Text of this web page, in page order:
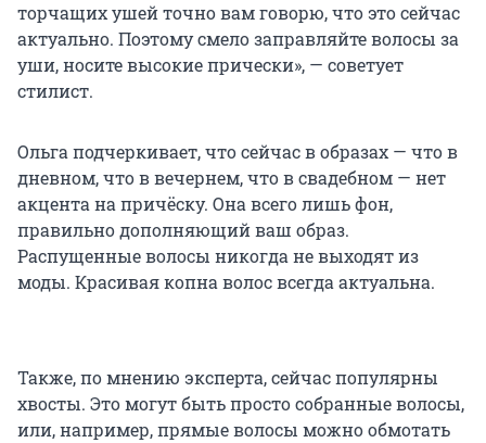
торчащих ушей точно вам говорю, что это сейчас
актуально. Поэтому смело заправляйте волосы за
уши, носите высокие прически», — советует
стилист.
Ольга подчеркивает, что сейчас в образах — что в
дневном, что в вечернем, что в свадебном — нет
акцента на причёску. Она всего лишь фон,
правильно дополняющий ваш образ.
Распущенные волосы никогда не выходят из
моды. Красивая копна волос всегда актуальна.
Также, по мнению эксперта, сейчас популярны
хвосты. Это могут быть просто собранные волосы,
или, например, прямые волосы можно обмотать